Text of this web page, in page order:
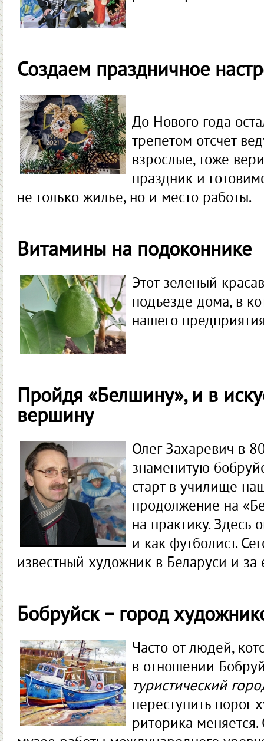
Создаем праздничное
До Нового года
трепетом отсчет
взрослые, тоже
праздник и
не только жилье, но и место работы.
Витамины на подоконнике
Этот зеленый
подъезде дома, в
нашего
Пройдя «Белшину», и в
вершину
Олег Захаревич в
знаменитую
старт в училище
продолжение на
на практику. Здесь
и как футболист.
известный художник в Беларуси и
Бобруйск – город
Часто от людей,
в отношении
туристический
переступить порог
риторика